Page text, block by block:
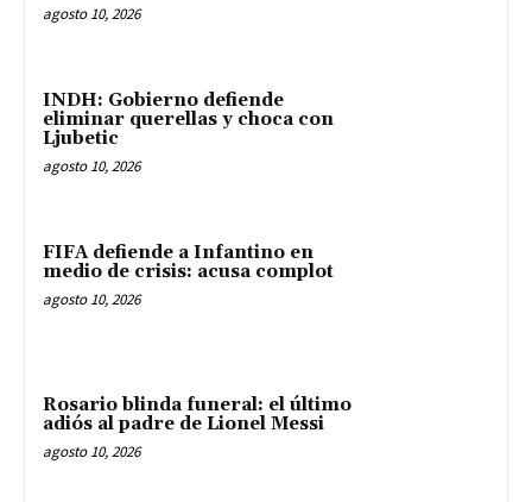
agosto 10, 2026
INDH: Gobierno defiende
eliminar querellas y choca con
Ljubetic
agosto 10, 2026
FIFA defiende a Infantino en
medio de crisis: acusa complot
agosto 10, 2026
Rosario blinda funeral: el último
adiós al padre de Lionel Messi
agosto 10, 2026